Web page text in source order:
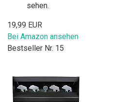
sehen.
19,99 EUR
Bei Amazon ansehen
Bestseller Nr. 15